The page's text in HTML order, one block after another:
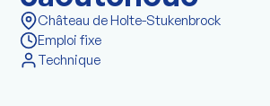
Château de Holte-Stukenbrock
Emploi fixe
Technique